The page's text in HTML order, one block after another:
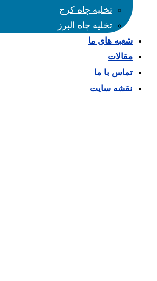
تخلیه چاه کرج
تخلیه چاه البرز
شعبه های ما
مقالات
تماس با ما
نقشه سایت